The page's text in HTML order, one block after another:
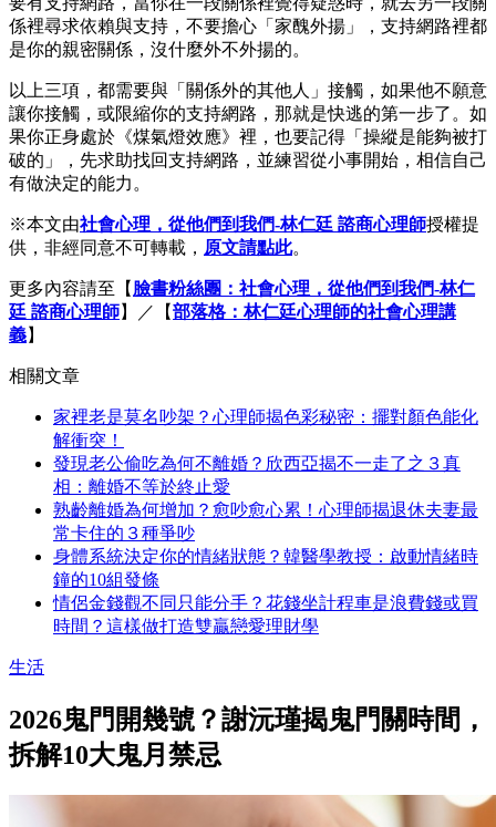
係裡尋求依賴與支持，不要擔心「家醜外揚」，支持網路裡都
是你的親密關係，沒什麼外不外揚的。
以上三項，都需要與「關係外的其他人」接觸，如果他不願意
讓你接觸，或限縮你的支持網路，那就是快逃的第一步了。如
果你正身處於《煤氣燈效應》裡，也要記得「操縱是能夠被打
破的」，先求助找回支持網路，並練習從小事開始，相信自己
有做決定的能力。
※本文由社會心理，從他們到我們-林仁廷 諮商心理師授權提
供，非經同意不可轉載， 原文請點此。
更多內容請至【 臉書粉絲團：社會心理，從他們到我們-林仁
廷 諮商心理師】／【部落格：林仁廷心理師的社會心理講
義】
相關文章
家裡老是莫名吵架？心理師揭色彩秘密：擺對顏色能化
解衝突！
發現老公偷吃為何不離婚？欣西亞揭不一走了之３真
相：離婚不等於終止愛
熟齡離婚為何增加？愈吵愈心累！心理師揭退休夫妻最
常卡住的３種爭吵
身體系統決定你的情緒狀態？韓醫學教授：啟動情緒時
鐘的10組發條
情侶金錢觀不同只能分手？花錢坐計程車是浪費錢或買
時間？這樣做打造雙贏戀愛理財學
生活
2026鬼門開幾號？謝沅瑾揭鬼門關時間，
拆解10大鬼月禁忌